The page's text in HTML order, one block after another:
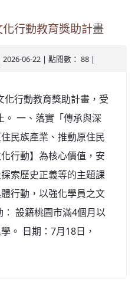
化行動教育獎助計畫
2026-06-22 | 點閱數： 88 |
化行動教育獎助計畫，受
一、落實「傳承與深
民族產業、推動原住民
行動】為核心價值，安
索歷史正義等的主題課
行動，以強化學員之文
設籍桃園市滿4個月以
。 日期：7月18日，